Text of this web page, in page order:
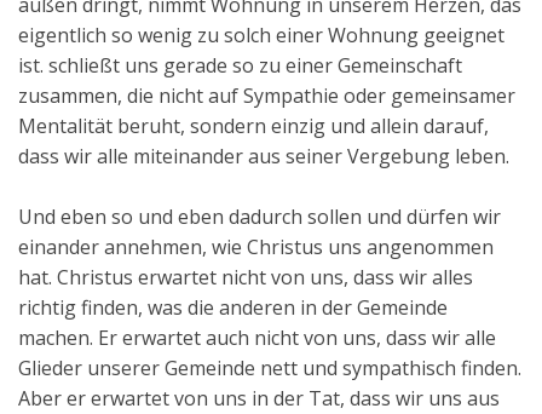
eigentlich so wenig zu solch einer Wohnung geeignet
ist. schließt uns gerade so zu einer Gemeinschaft
zusammen, die nicht auf Sympathie oder gemeinsamer
Mentalität beruht, sondern einzig und allein darauf,
dass wir alle miteinander aus seiner Vergebung leben.
Und eben so und eben dadurch sollen und dürfen wir
einander annehmen, wie Christus uns angenommen
hat. Christus erwartet nicht von uns, dass wir alles
richtig finden, was die anderen in der Gemeinde
machen. Er erwartet auch nicht von uns, dass wir alle
Glieder unserer Gemeinde nett und sympathisch finden.
Aber er erwartet von uns in der Tat, dass wir uns aus